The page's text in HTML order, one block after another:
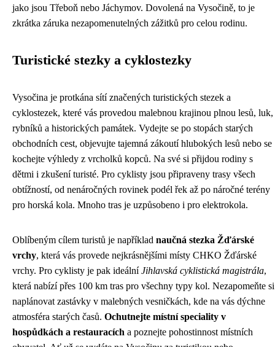
jako jsou Třeboň nebo Jáchymov. Dovolená na Vysočině, to je
zkrátka záruka nezapomenutelných zážitků pro celou rodinu.
Turistické stezky a cyklostezky
Vysočina je protkána sítí značených turistických stezek a
cyklostezek, které vás provedou malebnou krajinou plnou lesů, luk,
rybníků a historických památek. Vydejte se po stopách starých
obchodních cest, objevujte tajemná zákoutí hlubokých lesů nebo se
kochejte výhledy z vrcholků kopců. Na své si přijdou rodiny s
dětmi i zkušení turisté. Pro cyklisty jsou připraveny trasy všech
obtížností, od nenáročných rovinek podél řek až po náročné terény
pro horská kola. Mnoho tras je uzpůsobeno i pro elektrokola.
Oblíbeným cílem turistů je například naučná stezka Žďárské
vrchy, která vás provede nejkrásnějšími místy CHKO Žďárské
vrchy. Pro cyklisty je pak ideálníJihlavská cyklistická magistrála,
která nabízí přes 100 km tras pro všechny typy kol. Nezapomeňte si
naplánovat zastávky v malebných vesničkách, kde na vás dýchne
atmosféra starých časů. Ochutnejte místní speciality v
hospůdkách a restauracích a poznejte pohostinnost místních